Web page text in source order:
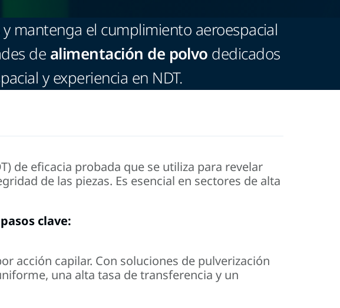
mantenga el cumplimiento aeroespacial
de alimentación de polvo dedicados
y experiencia en NDT.
de eficacia probada que se utiliza para revelar
de las piezas. Es esencial en sectores de alta
clave:
acción capilar. Con soluciones de pulverización
una alta tasa de transferencia y un